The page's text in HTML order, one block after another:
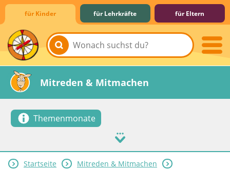
für Kinder für Lehrkräfte für Eltern
Lernen & Schule
Hobby & Freizeit
Spiel & Spaß
Mitreden & Mitmachen
Themenmonate
Startseite
Mitreden & Mitmachen